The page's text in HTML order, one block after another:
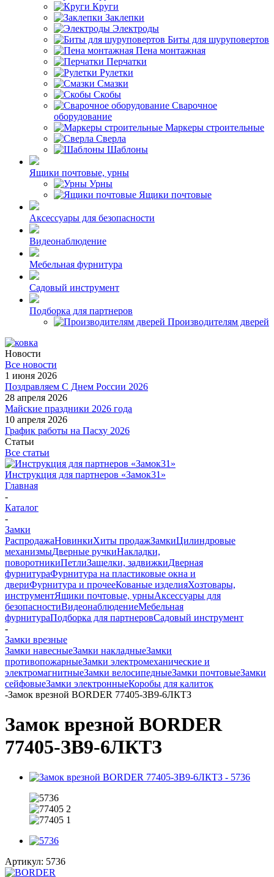
Круги
Заклепки
Электроды
Биты для шуруповертов
Пена монтажная
Перчатки
Рулетки
Смазки
Скобы
Сварочное
оборудование
Маркеры строительные
Сверла
Шаблоны
Ящики почтовые, урны
Урны
Ящики почтовые
Аксессуары для безопасности
Видеонаблюдение
Мебельная фурнитура
Садовый инструмент
Подборка для партнеров
Производителям дверей
Новости
Все новости
1 июня 2026
Поздравляем С Днем России 2026
28 апреля 2026
Майские праздники 2026 года
10 апреля 2026
График работы на Пасху 2026
Статьи
Все статьи
Инструкция для партнеров «Замок31»
Главная
-
Каталог
-
Замки
РаспродажаНовинкиХиты продажЗамкиЦилиндровые
механизмыДверные ручкиНакладки,
поворотникиПетлиЗащелки, задвижкиДверная
фурнитураФурнитура на пластиковые окна и
двериФурнитура и прочееКованые изделияХозтовары,
инструментЯщики почтовые, урныАксессуары для
безопасностиВидеонаблюдениеМебельная
фурнитураПодборка для партнеровСадовый инструмент
-
Замки врезные
Замки навесныеЗамки накладныеЗамки
противопожарныеЗамки электромеханические и
электромагнитныеЗамки велосипедныеЗамки почтовыеЗамки
сейфовыеЗамки электронныеКоробы для калиток
-Замок врезной BORDER 77405-ЗВ9-6ЛКТЗ
Замок врезной BORDER
77405-ЗВ9-6ЛКТЗ
Артикул: 5736